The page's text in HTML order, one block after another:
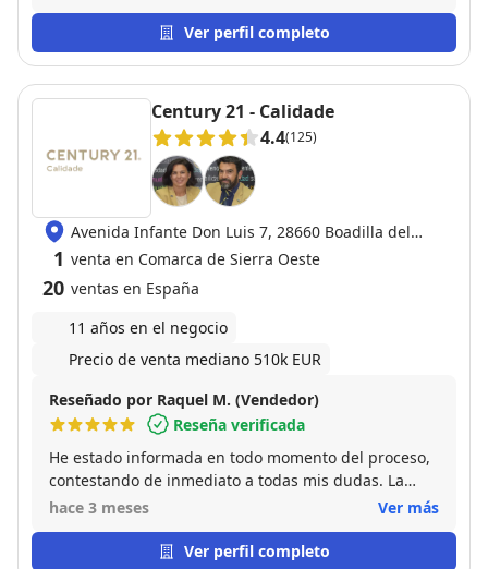
me guió con claridad en cada paso, haciendo que
todo fuera mucho más sencillo y sin estrés. Gracias a
logramos vender la propiedad de manera eficiente.
Sin duda, la recomiendo a cualquiera que esté
buscando un agente confiable.
Ver perfil completo
Century 21 - Calidade
4.4(125)
Avenida Infante Don Luis 7, 28660 Boadilla del
Monte
1 venta en Comarca de Sierra Oeste
20 ventas en España
11 años en el negocio
Precio de venta mediano 510k EUR
Reseñado por Raquel M. (Vendedor)
Reseña verificada
He estado informada en todo momento del proceso,
contestando de inmediato a todas mis dudas. La
venta se ha realizado en dos semanas y no ha
persona. Recomiendo sus servicios cien por cien.
hace 3 meses Ver más
Ver perfil completo